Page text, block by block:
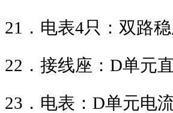
21 ．电表4只：双路
22 ．接线座： D单元
23 ．电表： D单元电